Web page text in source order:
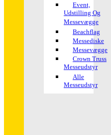
Event,
Udstilling Og
Messevægge
Beachflag
Messediske
Messevægge
Crown Truss
Messeudstyr
Alle
Messeudstyr